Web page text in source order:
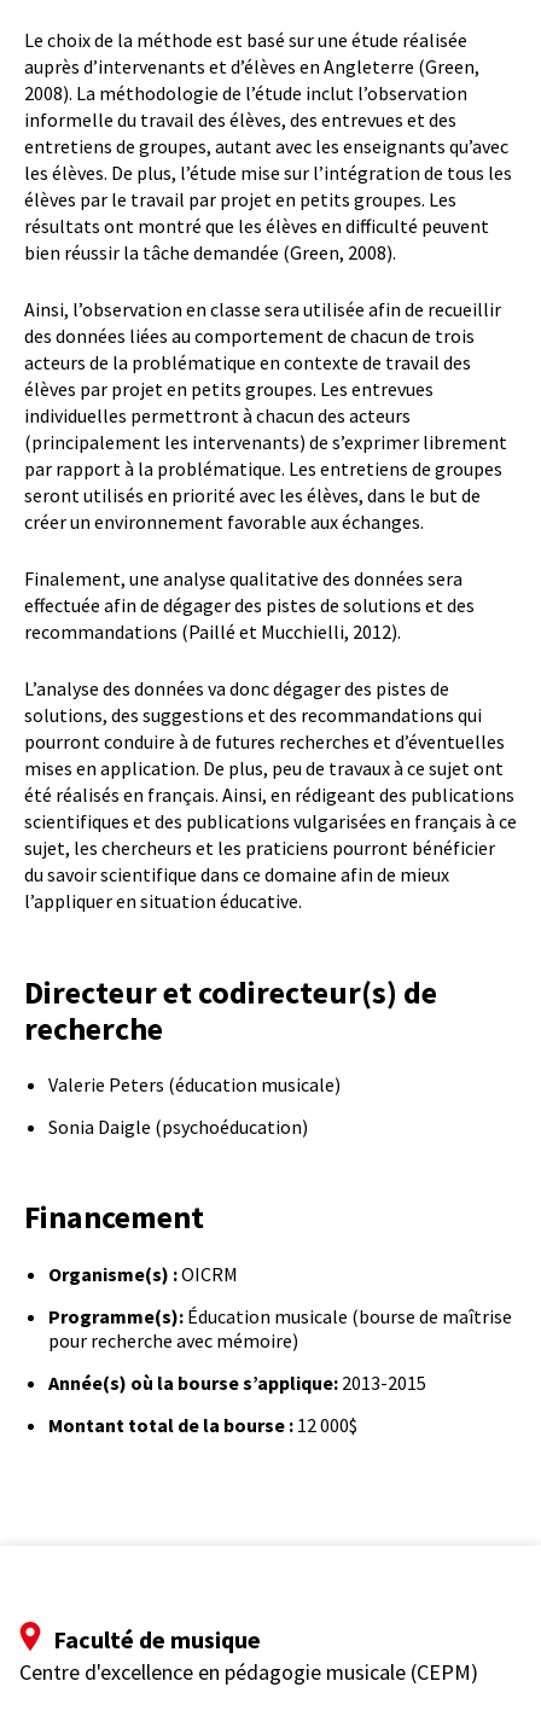
Le choix de la méthode est basé sur une étude réalisée
auprès d’intervenants et d’élèves en Angleterre (Green,
2008). La méthodologie de l’étude inclut l’observation
informelle du travail des élèves, des entrevues et des
entretiens de groupes, autant avec les enseignants qu’avec
les élèves. De plus, l’étude mise sur l’intégration de tous les
élèves par le travail par projet en petits groupes. Les
résultats ont montré que les élèves en difficulté peuvent
bien réussir la tâche demandée (Green, 2008).
Ainsi, l’observation en classe sera utilisée afin de recueillir
des données liées au comportement de chacun de trois
acteurs de la problématique en contexte de travail des
élèves par projet en petits groupes. Les entrevues
individuelles permettront à chacun des acteurs
(principalement les intervenants) de s’exprimer librement
par rapport à la problématique. Les entretiens de groupes
seront utilisés en priorité avec les élèves, dans le but de
créer un environnement favorable aux échanges.
Finalement, une analyse qualitative des données sera
effectuée afin de dégager des pistes de solutions et des
recommandations (Paillé et Mucchielli, 2012).
L’analyse des données va donc dégager des pistes de
solutions, des suggestions et des recommandations qui
pourront conduire à de futures recherches et d’éventuelles
mises en application. De plus, peu de travaux à ce sujet ont
été réalisés en français. Ainsi, en rédigeant des publications
scientifiques et des publications vulgarisées en français à ce
sujet, les chercheurs et les praticiens pourront bénéficier
du savoir scientifique dans ce domaine afin de mieux
l’appliquer en situation éducative.
Directeur et codirecteur(s) de
recherche
Valerie Peters (éducation musicale)
Sonia Daigle (psychoéducation)
Financement
Organisme(s) :OICRM
Programme(s): Éducation musicale (bourse de maîtrise
pour recherche avec mémoire)
Année(s) où la bourse s’applique: 2013-2015
Montant total de la bourse : 12 000$
Faculté de musique
Centre d'excellence en pédagogie musicale (CEPM)